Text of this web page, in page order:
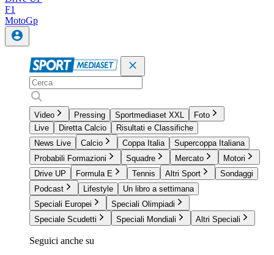
F1
MotoGp
Video Pressing Sportmediaset XXL
Foto
Live
Diretta Calcio
Risultati e Classifiche
News Live
Calcio Coppa Italia
Supercoppa Italiana
Probabili Formazioni
Squadre Mercato
Motori
Drive UP
Formula E Tennis Altri Sport
Sondaggi
Podcast
Lifestyle
Un libro a settimana
Speciali Europei
Speciali Olimpiadi
Speciale Scudetti
Speciali Mondiali Altri Speciali
Seguici anche su